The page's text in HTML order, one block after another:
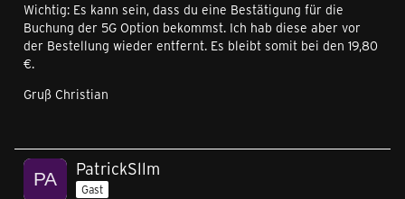
Wichtig: Es kann sein, dass du eine Bestätigung für die
Buchung der 5G Option bekommst. Ich hab diese aber vor
der Bestellung wieder entfernt. Es bleibt somit bei den 19,80
€.
Gruß Christian
PatrickSllm
Gast